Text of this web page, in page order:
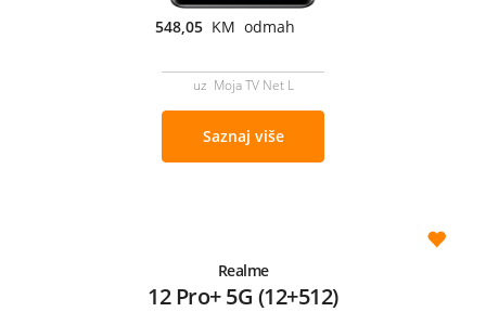
548,05 KM odmah
uz Moja TV Net L
Saznaj više
Realme
12 Pro+ 5G (12+512)